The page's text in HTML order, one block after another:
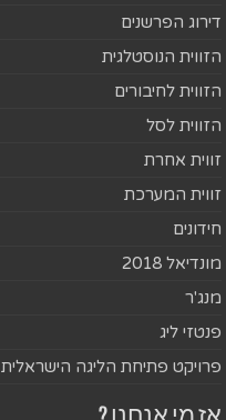
דירוג הפרשנים
הזווית הנוסטלגית
הזווית לחיבורים
הזווית לסל
זווית אחרת
זווית המערכת
חידונים
מונדיאל 2018
מנג'ר
פנטזי ליג
פרויקט פתיחת הליגה הישראלית